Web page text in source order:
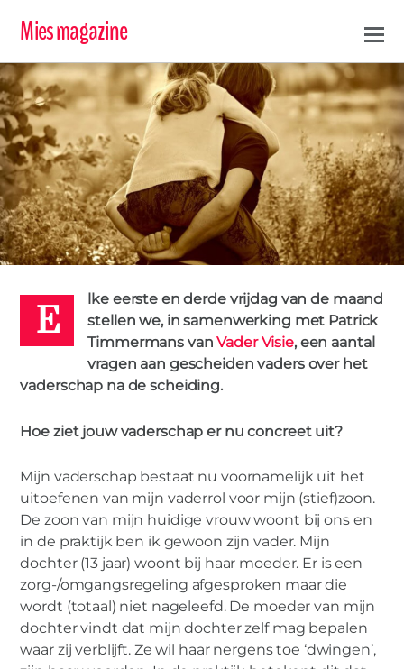
Mies magazine
PATRICK 4 JULI 2019
MAN
Vrijdag vragen aan gescheiden vaders:
maak kennis met Frank.
E
lke eerste en derde vrijdag van de maand
stellen we, in samenwerking met Patrick
Timmermans vanVader Visie, een aantal
vragen aan gescheiden vaders over het
vaderschap na de scheiding.
Hoe ziet jouw vaderschap er nu concreet uit?
Mijn vaderschap bestaat nu voornamelijk uit het
uitoefenen van mijn vaderrol voor mijn (stief)zoon.
De zoon van mijn huidige vrouw woont bij ons en
in de praktijk ben ik gewoon zijn vader. Mijn
dochter (13 jaar) woont bij haar moeder. Er is een
zorg-/omgangsregeling afgesproken maar die
wordt (totaal) niet nageleefd. De moeder van mijn
dochter vindt dat mijn dochter zelf mag bepalen
waar zij verblijft. Ze wil haar nergens toe ‘dwingen’,